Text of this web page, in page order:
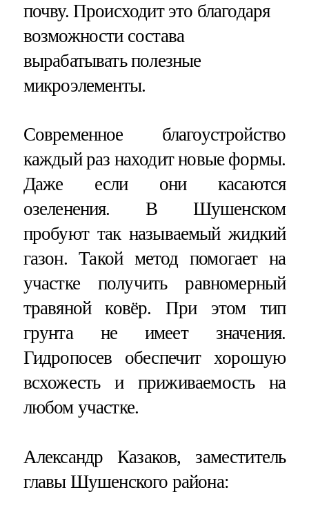
почву. Происходит это благодаря
возможности состава
вырабатывать полезные
микроэлементы.
Современное благоустройство
каждый раз находит новые формы.
Даже если они касаются
озеленения. В Шушенском
пробуют так называемый жидкий
газон. Такой метод помогает на
участке получить равномерный
травяной ковёр. При этом тип
грунта не имеет значения.
Гидропосев обеспечит хорошую
всхожесть и приживаемость на
любом участке.
Александр Казаков, заместитель
главы Шушенского района: